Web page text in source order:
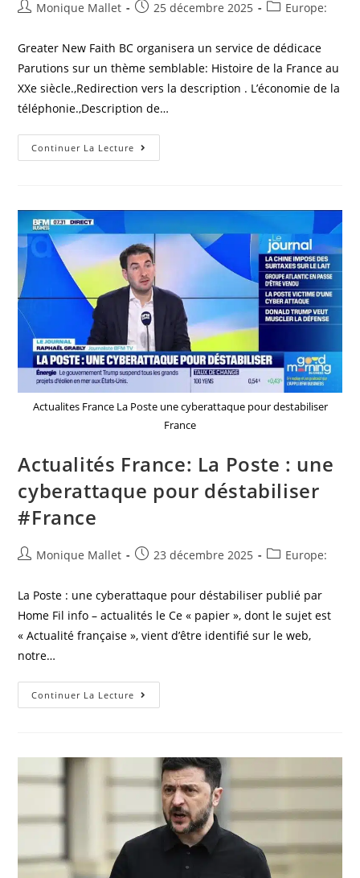
Auteur/autrice
la
Monique Mallet
Post25 décembre 2025
PostEurope:
Greater New Faith BC organisera un service de dédicace
Parutions sur un thème semblable: Histoire de la France au
XXe siècle.,Redirection vers la description . L’économie de la
téléphonie.,Description de…
Continuer La Lecture France:
Faith
BC
Un
Service
De
Dédicace
Actualites France La Poste une cyberattaque pour destabiliser
France
Actualités France: La Poste : une
cyberattaque pour déstabiliser
#France
Auteur/autrice
la
Monique Mallet
Post23 décembre 2025
PostEurope:
La Poste : une cyberattaque pour déstabiliser publié par
Home Fil info – actualités le Ce « papier », dont le sujet est
« Actualité française », vient d’être identifié sur le web,
notre…
Continuer La Lecture Actualités
France:
Cyberattaque
Pour
Déstabiliser
#France